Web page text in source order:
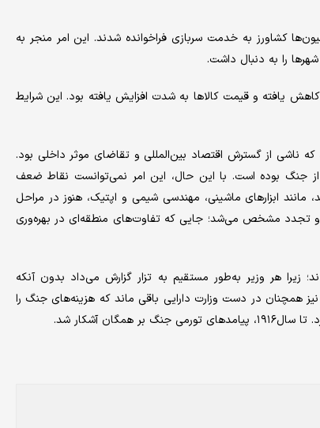
کشاورز به خدمت سربازی فراخوانده شدند. این امر منجر به
را به دنبال داشت.
قابل توجهی کاهش یافته و قیمت کالاها به شدت افزایش یافته بود. این شرایط
بود که ناشی از گسترش اقتصاد بین‌المللی و تقاضای موثر داخلی بود.
جنگ بوده است. با این حال، این امر نمی‌توانست نقاط ضعف
مانند ابزارهای ماشینی، مهندسی شیمی و اپتیک، هنوز در مراحل
و تجدد مشخص می‌شد؛ جایی که تفاوت‌های منطقه‌ای در بهره‌وری
هر وزیر به‌طور مستقیم به تزار گزارش می‌داد بدون آنکه
همچنان در دست وزارت دارایی باقی ماند که هزینه‌های جنگ را
آشکار شد.